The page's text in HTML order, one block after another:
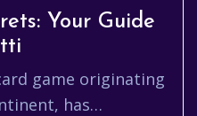
Your Guide
game originating
has